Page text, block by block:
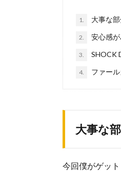
1. 大事な
2. 安心感
3. SHOCK
4. ファー
大事な
今回僕がゲッ